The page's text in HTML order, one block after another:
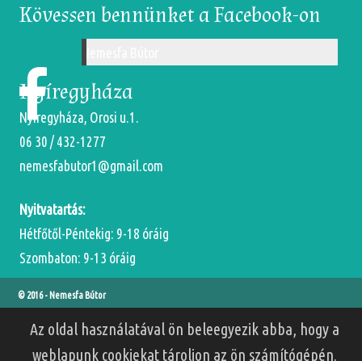
Az oldal használatával ön beleegyezik abba, hogy a
weblapunk cookiekat tároljon az ön számítógépén.
Kövessen bennünket a Facebook-on
Nyíregyháza
Nyíregyháza, Orosi u.1.
06 30 / 432-1277
nemesfabutor1@gmail.com
Nyitvatartás:
Hétfőtől-Péntekig: 9-18 óráig
Szombaton: 9-13 óráig
© 2016 - Nemesfa Bútor